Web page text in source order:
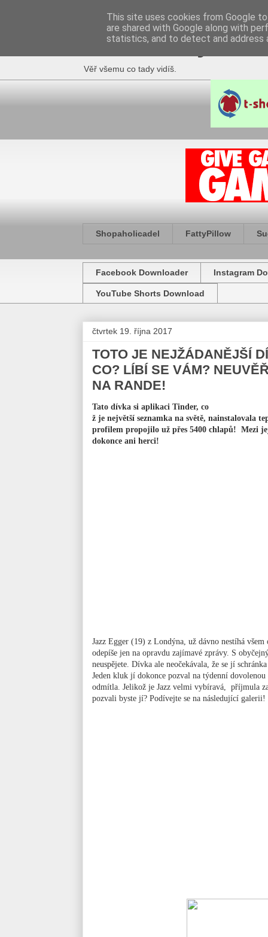
Fakečlánky
Věř všemu co tady vidíš.
Shopaholicadel FattyPillow
Facebook Downloader Instagram
YouTube Shorts Download
čtvrtek 19. října 2017
TOTO JE NEJŽÁDANĚJŠÍ
CO? LÍBÍ SE VÁM?
NA RANDE!
Tato dívka si aplikaci Tinder, co
ž je největší seznamka na světě, nainstalovala
profilem propojilo už přes 5400 chlapů! Mezi
dokonce ani herci!
Jazz Egger (19) z Londýna, už dávno nestíhá
odepíše jen na opravdu zajímavé zprávy. S
neuspějete. Dívka ale neočekávala, že se jí
Jeden kluk jí dokonce pozval na týdenní
odmítla. Jelikož je Jazz velmi vybíravá, příjmula
pozvali byste jí? Podívejte se na následující galerii!
This site uses cookies from Google
are shared with Google along with
statistics, and to detect and address